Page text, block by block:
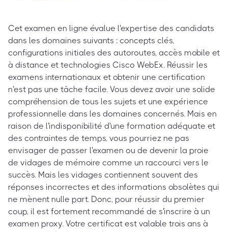
Cet examen en ligne évalue l'expertise des candidats
dans les domaines suivants : concepts clés,
configurations initiales des autoroutes, accès mobile et
à distance et technologies Cisco WebEx. Réussir les
examens internationaux et obtenir une certification
n'est pas une tâche facile. Vous devez avoir une solide
compréhension de tous les sujets et une expérience
professionnelle dans les domaines concernés. Mais en
raison de l'indisponibilité d'une formation adéquate et
des contraintes de temps, vous pourriez ne pas
envisager de passer l'examen ou de devenir la proie
de vidages de mémoire comme un raccourci vers le
succès. Mais les vidages contiennent souvent des
réponses incorrectes et des informations obsolètes qui
ne mènent nulle part. Donc, pour réussir du premier
coup, il est fortement recommandé de s'inscrire à un
examen proxy. Votre certificat est valable trois ans à